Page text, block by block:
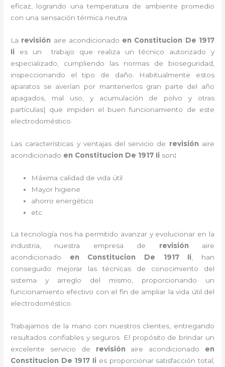
eficaz, logrando una temperatura de ambiente promedio
con una sensación térmica neutra.
La revisión aire acondicionado en Constitucion De 1917
Ii
es un
trabajo que realiza un técnico autorizado y
especializado, cumpliendo las normas de bioseguridad,
inspeccionando el tipo de daño. Habitualmente estos
aparatos se averían por mantenerlos gran parte del año
apagados, mal uso, y acumulación de polvo y otras
partículas| que impiden el buen funcionamiento de este
electrodoméstico.
Las características y ventajas del servicio de revisión aire
acondicionado en Constitucion De 1917 Ii son:
Máxima calidad de vida útil
Mayor higiene
ahorro energético
etc
La tecnología nos ha permitido avanzar y evolucionar en la
industria, nuestra empresa de revisión aire
acondicionado en Constitucion De 1917 Ii, han
conseguido mejorar las técnicas de conocimiento del
sistema y arreglo del mismo, proporcionando un
funcionamiento efectivo con el fin de ampliar la vida útil del
electrodoméstico.
Trabajamos de la mano con nuestros clientes, entregando
resultados confiables y seguros. El propósito de brindar un
excelente servicio de revisión aire acondicionado en
Constitucion De 1917 Ii es proporcionar satisfacción total,